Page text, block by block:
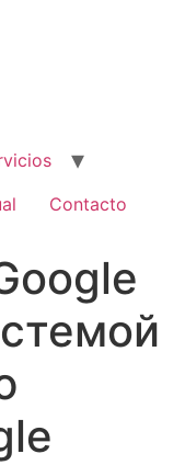
Contacto